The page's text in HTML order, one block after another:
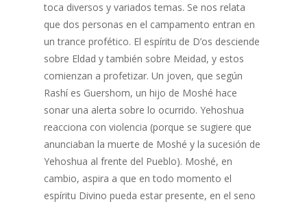
toca diversos y variados temas. Se nos relata
que dos personas en el campamento entran en
un trance profético. El espíritu de D’os desciende
sobre Eldad y también sobre Meidad, y estos
comienzan a profetizar. Un joven, que según
Rashí es Guershom, un hijo de Moshé hace
sonar una alerta sobre lo ocurrido. Yehoshua
reacciona con violencia (porque se sugiere que
anunciaban la muerte de Moshé y la sucesión de
Yehoshua al frente del Pueblo). Moshé, en
cambio, aspira a que en todo momento el
espíritu Divino pueda estar presente, en el seno